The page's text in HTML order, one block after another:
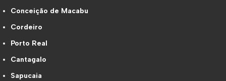
Conceição de Macabu
Cordeiro
Porto Real
Cantagalo
Sapucaia